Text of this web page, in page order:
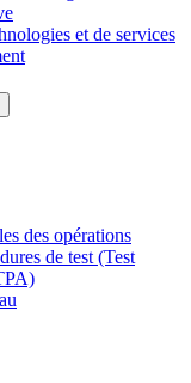
et de services
des opérations
de test (Test